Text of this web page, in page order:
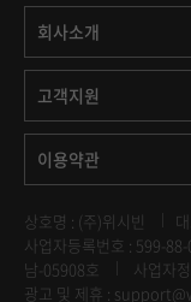
회사소개
고객지원
이용약관
상호명 : (주)위시빈
사업자등록번호 : 599-88-
남-05908호
사업자
광고 및 제휴 :